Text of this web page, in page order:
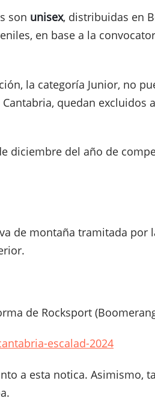
son unisex, distribuidas en
en base a la
la categoría Junior, no
quedan excluidos
diciembre del año de
montaña tramitada por
de Rocksport
escalad-2024
a esta notica. Asimismo,